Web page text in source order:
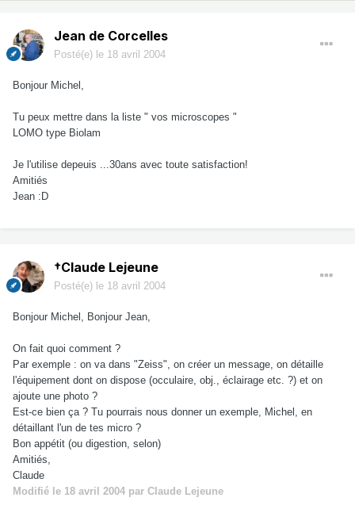
Jean de Corcelles
Posté(e) le 18 avril 2004
Bonjour Michel,
Tu peux mettre dans la liste " vos microscopes "
LOMO type Biolam
Je l'utilise depeuis ...30ans avec toute satisfaction!
Amitiés
Jean :D
†Claude Lejeune
Posté(e) le 18 avril 2004
Bonjour Michel, Bonjour Jean,
On fait quoi comment ?
Par exemple : on va dans "Zeiss", on créer un message, on détaille
l'équipement dont on dispose (occulaire, obj., éclairage etc. ?) et on
ajoute une photo ?
Est-ce bien ça ? Tu pourrais nous donner un exemple, Michel, en
détaillant l'un de tes micro ?
Bon appétit (ou digestion, selon)
Amitiés,
Claude
Modifié le 18 avril 2004 par Claude Lejeune